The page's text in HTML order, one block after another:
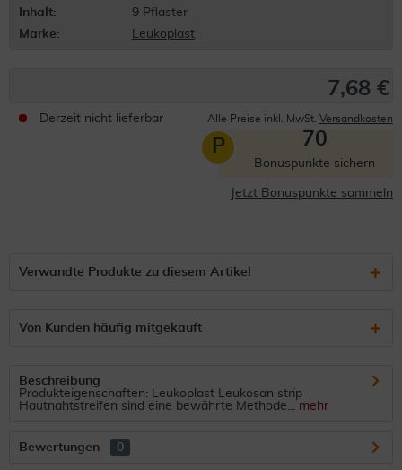
Inhalt:
9 Pflaster
Marke:
Leukoplast
7,68 €
Derzeit nicht lieferbar Alle Preise inkl. MwSt. Versandkosten
P 70
Bonuspunkte sichern
Jetzt Bonuspunkte sammeln
Verwandte Produkte zu diesem Artikel
Von Kunden häufig mitgekauft
Beschreibung
Produkteigenschaften: Leukoplast Leukosan strip
Hautnahtstreifen sind eine bewährte Methode... mehr
Bewertungen 0